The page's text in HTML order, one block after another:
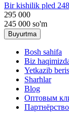
Bir kishilik pled
295 000
245 000 so'm
Buyurtma
Bosh sahifa
Biz
Yetkazib
Sharhlar
Blog
Оптовым